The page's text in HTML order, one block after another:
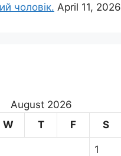
чоловік. April 11, 2026
August 2026
W T F S
1